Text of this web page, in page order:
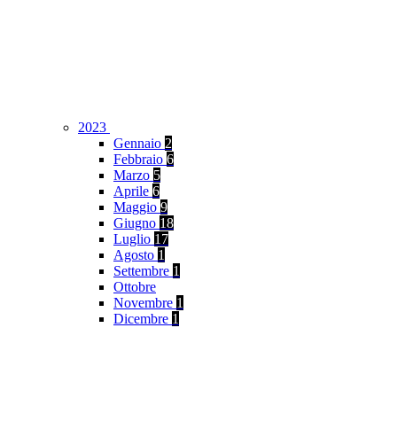
2023
Gennaio 2
Febbraio 6
Marzo 5
Aprile 6
Maggio 9
Giugno 18
Luglio 17
Agosto 1
Settembre 1
Ottobre
Novembre 1
Dicembre 1